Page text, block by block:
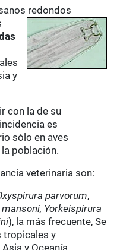
redondos
y
con la de su
es
sólo en aves
población.
veterinaria son:
parvorum,
Yorkeispirura
), la más frecuente, Se
tropicales y